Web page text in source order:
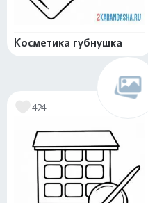
Косметика губнушка
424